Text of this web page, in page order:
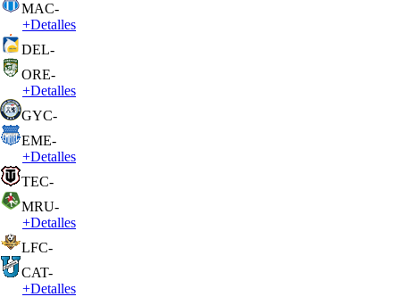
MAC-
+Detalles
DEL-
ORE-
+Detalles
GYC-
EME-
+Detalles
TEC-
MRU-
+Detalles
LFC-
CAT-
+Detalles